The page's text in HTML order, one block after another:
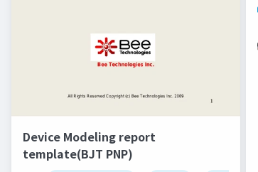
Device Modeling report
template(BJT PNP)